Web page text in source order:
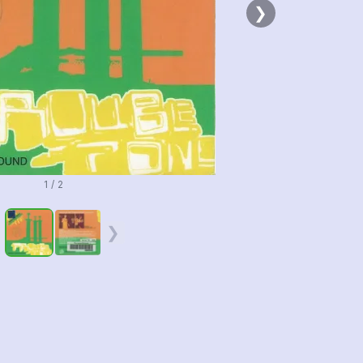
❯
1 / 2
❯